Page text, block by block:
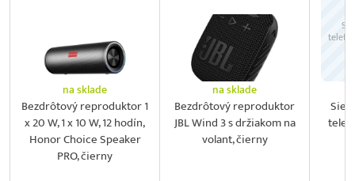
na sklade
Bezdrôtový reproduktor 1
x 20 W, 1 x 10 W, 12 hodín,
Honor Choice Speaker
PRO, čierny
na sklade
Bezdrôtový reproduktor
JBL Wind 3 s držiakom na
volant, čierny